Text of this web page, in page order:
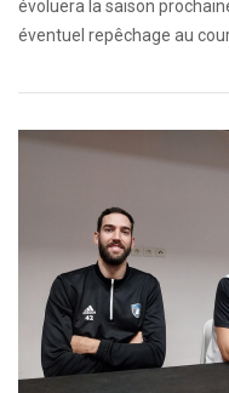
évoluera la saison
éventuel repêchage au